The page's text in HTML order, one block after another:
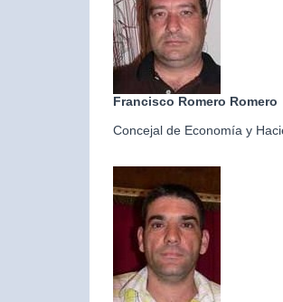
Francisco Romero Romero
Concejal de Economía y